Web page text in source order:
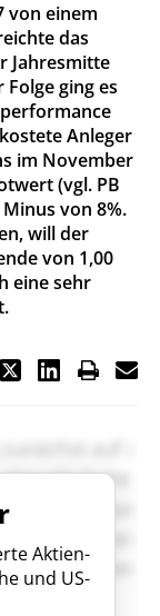
von einem
das
Jahresmitte
ging es
Anleger
im November
(vgl. PB
von 8%.
will der
von 1,00
eine sehr
Aktien-
und US-